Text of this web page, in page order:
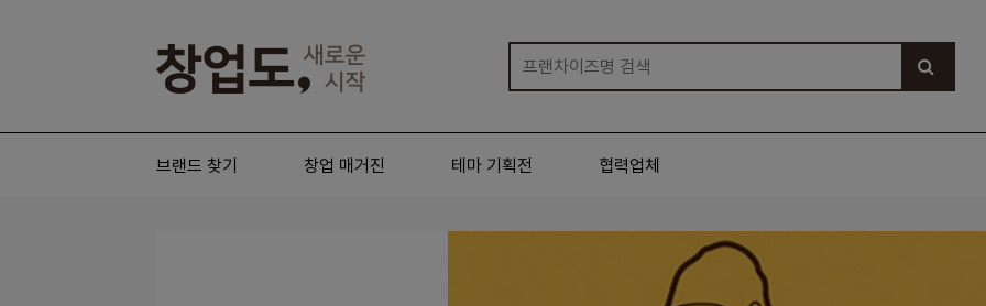
브랜드 찾기 창업 매거진 테마 기획전 협력업체